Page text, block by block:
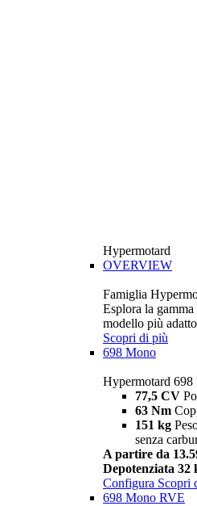
Hypermotard
OVERVIEW
Famiglia
Esplora la
modello più
Scopri di più
698 Mono
Hypermotard 698
77,5 CV
63 Nm
151 kg
senza
A partire da
Depotenziata 32
Configura Scopri
698 Mono RVE